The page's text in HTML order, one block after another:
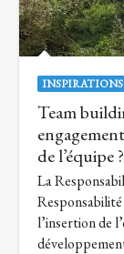
INSPIRATIONS
Team
de l’équipe ?
La
l’insertion de